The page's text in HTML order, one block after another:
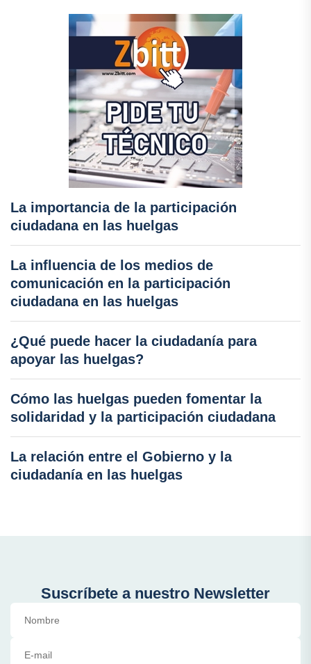
La importancia de la participación
ciudadana en las huelgas
La influencia de los medios de
comunicación en la participación
ciudadana en las huelgas
¿Qué puede hacer la ciudadanía para
apoyar las huelgas?
Cómo las huelgas pueden fomentar la
solidaridad y la participación ciudadana
La relación entre el Gobierno y la
ciudadanía en las huelgas
Suscríbete a nuestro Newsletter